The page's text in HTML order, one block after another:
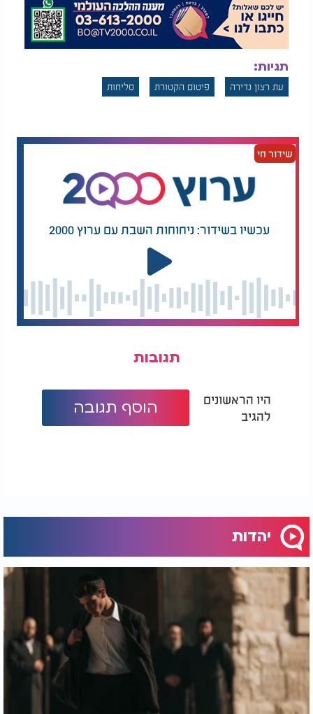
במרכז היום יעמוד מעמד תפילה מיוחד שייערך
בדיוק. במעמד ישתתפו גדולי הרבנים והמקובלים, ובהם
יובילו את הציבור באמירת פיטום הקטורת ובתפילות
מיוחדות להצלת עם ישראל, לחיזוק לוחמי צה״ל ולשלום
העם והארץ.
המעמד יועבר בשידור חי, במטרה לאפשר גם למי שאינו
יכול להגיע פיזית להתחבר לשעה הגדולה הזו. קריאת
פיטום הקטורת וקבלת עול מלכות שמים תועבר בשידור
חי בערוצי הרדיו.
תגיות:
עת רצון נדירה פיטום הקטורת סליחות
שידור חי
עכשיו בשידור: ניחוחות השבת עם ערוץ 2000
תגובות
היו הראשונים
להגיב
הוסף תגובה
יהדות